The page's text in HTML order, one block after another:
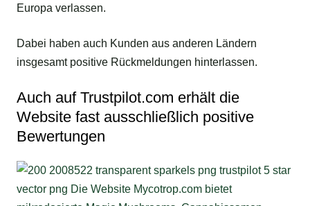
Europa verlassen.
Dabei haben auch Kunden aus anderen Ländern
insgesamt positive Rückmeldungen hinterlassen.
Auch auf Trustpilot.com erhält die
Website fast ausschließlich positive
Bewertungen